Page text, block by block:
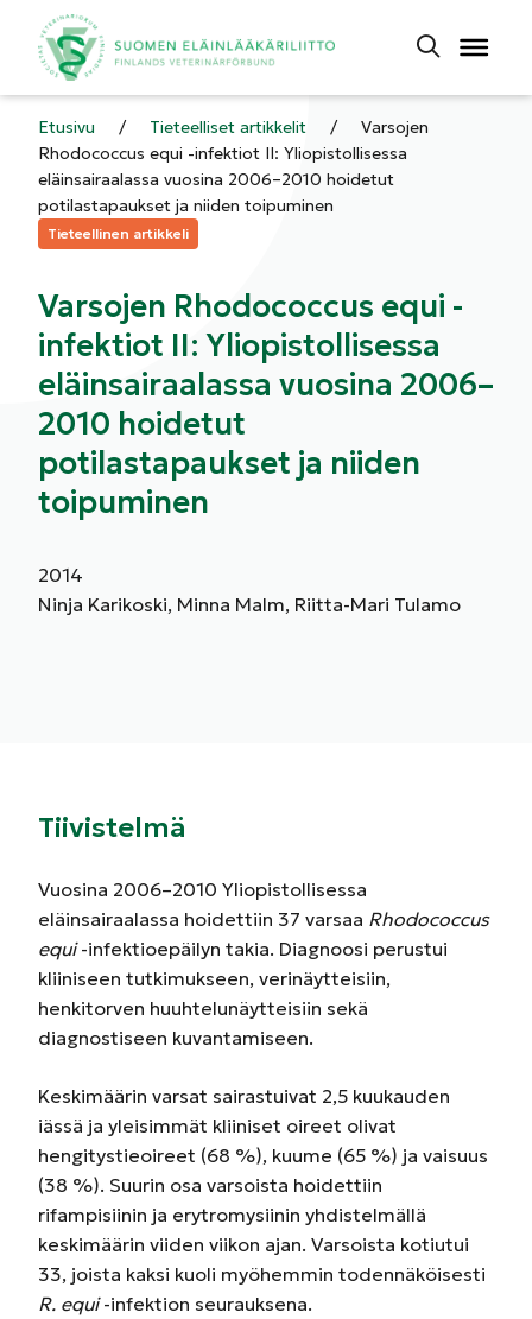
Etusivu / Tieteelliset artikkelit /
Varsojen
Rhodococcus equi -infektiot II: Yliopistollisessa
eläinsairaalassa vuosina 2006–2010 hoidetut
potilastapaukset ja niiden toipuminen
Kategoriat:
Tieteellinen artikkeli
Varsojen Rhodococcus equi -
infektiot II: Yliopistollisessa
eläinsairaalassa vuosina 2006–
2010 hoidetut
potilastapaukset ja niiden
toipuminen
2014
Ninja Karikoski, Minna Malm, Riitta-Mari Tulamo
Tiivistelmä
Vuosina 2006–2010 Yliopistollisessa
eläinsairaalassa hoidettiin 37 varsaa Rhodococcus
equi-infektioepäilyn takia. Diagnoosi perustui
kliiniseen tutkimukseen, verinäytteisiin,
henkitorven huuhtelunäytteisiin sekä
diagnostiseen kuvantamiseen.
Keskimäärin varsat sairastuivat 2,5 kuukauden
iässä ja yleisimmät kliiniset oireet olivat
hengitystieoireet (68 %), kuume (65 %) ja vaisuus
(38 %). Suurin osa varsoista hoidettiin
rifampisiinin ja erytromysiinin yhdistelmällä
keskimäärin viiden viikon ajan. Varsoista kotiutui
33, joista kaksi kuoli myöhemmin todennäköisesti
R. equi-infektion seurauksena.